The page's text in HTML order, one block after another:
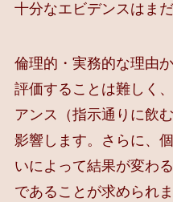
十分なエビデンスはま
倫理的・実務的な理由
評価することは難しく
アンス（指示通りに飲
影響します。さらに、
いによって結果が変わ
であることが求められま